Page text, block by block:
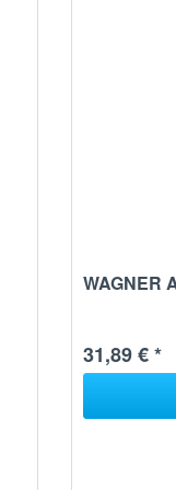
WAGNER
31,89 € *